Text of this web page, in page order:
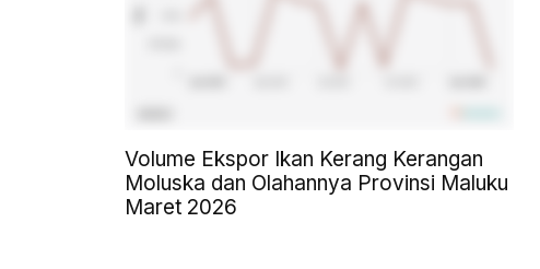
Volume Ekspor Ikan Kerang Kerangan
Moluska dan Olahannya Provinsi Maluku
Maret 2026